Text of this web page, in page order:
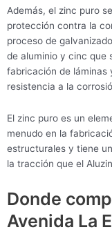
Además, el zinc puro
protección contra la
proceso de
de aluminio y cinc que
fabricación de láminas
resistencia a la
El zinc puro es un
menudo en la
estructurales y tiene
la tracción que el
Donde
Avenida La